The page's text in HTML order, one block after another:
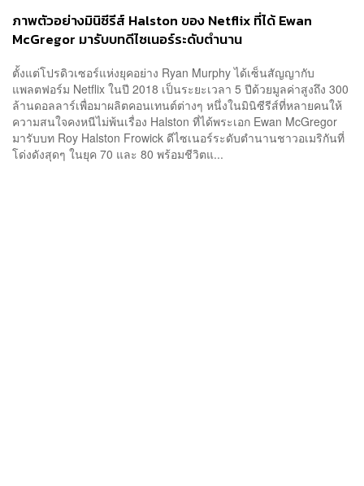
ภาพตัวอย่างมินิซีรีส์ Halston ของ Netflix ที่ได้ Ewan
McGregor มารับบทดีไซเนอร์ระดับตำนาน
ตั้งแต่โปรดิวเซอร์แห่งยุคอย่าง Ryan Murphy ได้เซ็นสัญญากับ
แพลตฟอร์ม Netflix ในปี 2018 เป็นระยะเวลา 5 ปีด้วยมูลค่าสูงถึง 300
ล้านดอลลาร์เพื่อมาผลิตคอนเทนต์ต่างๆ หนึ่งในมินิซีรีส์ที่หลายคนให้
ความสนใจคงหนีไม่พ้นเรื่อง Halston ที่ได้พระเอก Ewan McGregor
มารับบท Roy Halston Frowick ดีไซเนอร์ระดับตำนานชาวอเมริกันที่
โด่งดังสุดๆ ในยุค 70 และ 80 พร้อมชีวิตแ...